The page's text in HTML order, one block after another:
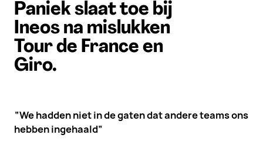
Paniek slaat toe bij
Ineos na mislukken
Tour de France en
Giro.
“We hadden niet in de gaten dat andere teams ons
hebben ingehaald”